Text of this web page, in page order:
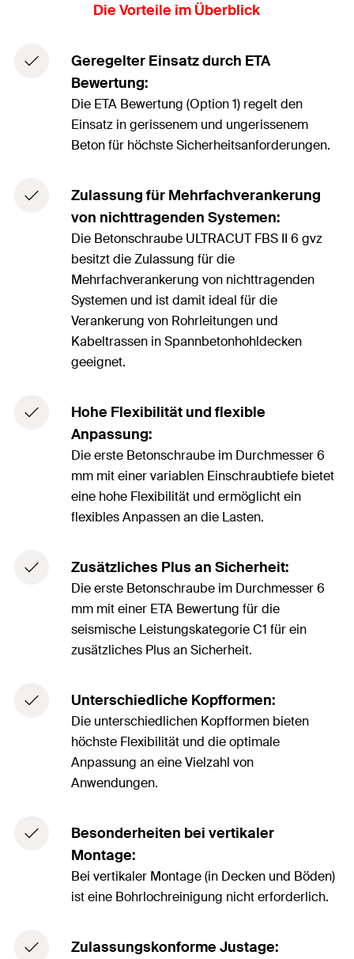
Die Vorteile im Überblick
Geregelter Einsatz durch ETA
Bewertung:
Die ETA Bewertung (Option 1) regelt den
Einsatz in gerissenem und ungerissenem
Beton für höchste Sicherheitsanforderungen.
Zulassung für Mehrfachverankerung
von nichttragenden Systemen:
Die Betonschraube ULTRACUT FBS II 6 gvz
besitzt die Zulassung für die
Mehrfachverankerung von nichttragenden
Systemen und ist damit ideal für die
Verankerung von Rohrleitungen und
Kabeltrassen in Spannbetonhohldecken
geeignet.
Hohe Flexibilität und flexible
Anpassung:
Die erste Betonschraube im Durchmesser 6
mm mit einer variablen Einschraubtiefe bietet
eine hohe Flexibilität und ermöglicht ein
flexibles Anpassen an die Lasten.
Zusätzliches Plus an Sicherheit:
Die erste Betonschraube im Durchmesser 6
mm mit einer ETA Bewertung für die
seismische Leistungskategorie C1 für ein
zusätzliches Plus an Sicherheit.
Unterschiedliche Kopfformen:
Die unterschiedlichen Kopfformen bieten
höchste Flexibilität und die optimale
Anpassung an eine Vielzahl von
Anwendungen.
Besonderheiten bei vertikaler
Montage:
Bei vertikaler Montage (in Decken und Böden)
ist eine Bohrlochreinigung nicht erforderlich.
Zulassungskonforme Justage: